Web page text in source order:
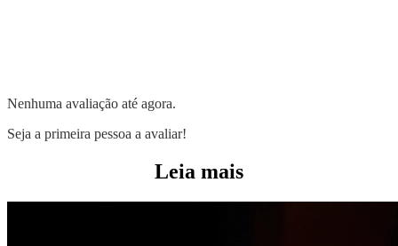
Nenhuma avaliação até agora.
Seja a primeira pessoa a avaliar!
Leia mais